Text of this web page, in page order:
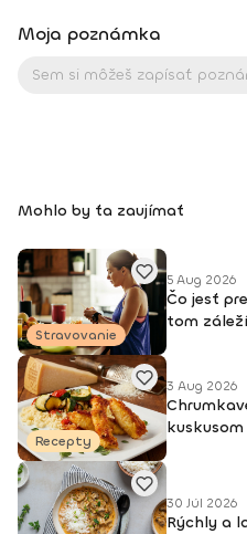
@andrea_mindfulflow Dosiahnuté vzdelanie: • Špecializačný
IYN certificate –
academy), Trnava, 2004 • Kurz tanečnej a pohybovej terapie
Moja poznámka
Mohlo by ťa zaujímať
Stravovanie
5 Aug 2026
Čo jesť
tom záleží
Recepty
3 Aug 2026
30 Júl 2026
Rýchly a